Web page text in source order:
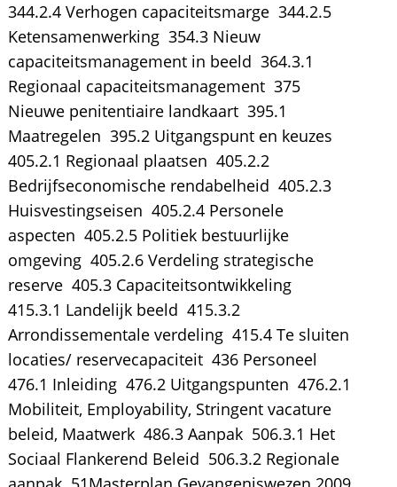
344.2.4 Verhogen capaciteitsmarge  344.2.5
Ketensamenwerking  354.3 Nieuw
capaciteitsmanagement in beeld  364.3.1
Regionaal capaciteitsmanagement  375
Nieuwe penitentiaire landkaart  395.1
Maatregelen  395.2 Uitgangspunt en keuzes 
405.2.1 Regionaal plaatsen  405.2.2
Bedrijfseconomische rendabelheid  405.2.3
Huisvestingseisen  405.2.4 Personele
aspecten  405.2.5 Politiek bestuurlijke
omgeving  405.2.6 Verdeling strategische
reserve  405.3 Capaciteitsontwikkeling 
415.3.1 Landelijk beeld  415.3.2
Arrondissementale verdeling  415.4 Te sluiten
locaties/ reservecapaciteit  436 Personeel 
476.1 Inleiding  476.2 Uitgangspunten  476.2.1
Mobiliteit, Employability, Stringent vacature
beleid, Maatwerk  486.3 Aanpak  506.3.1 Het
Sociaal Flankerend Beleid  506.3.2 Regionale